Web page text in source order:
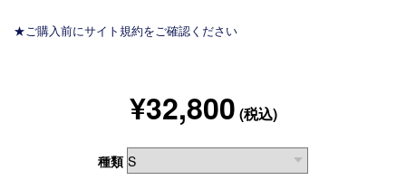
★ご購入前にサイト規約をご確認ください
¥32,800 (税込)
種類